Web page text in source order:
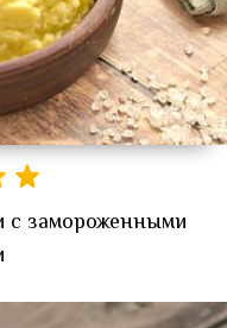
с замороженными